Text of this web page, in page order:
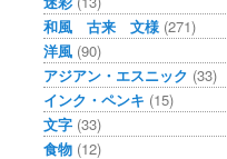
和風 古来 文様 (271)
洋風 (90)
アジアン・エスニック (33)
インク・ペンキ (15)
文字 (33)
食物 (12)